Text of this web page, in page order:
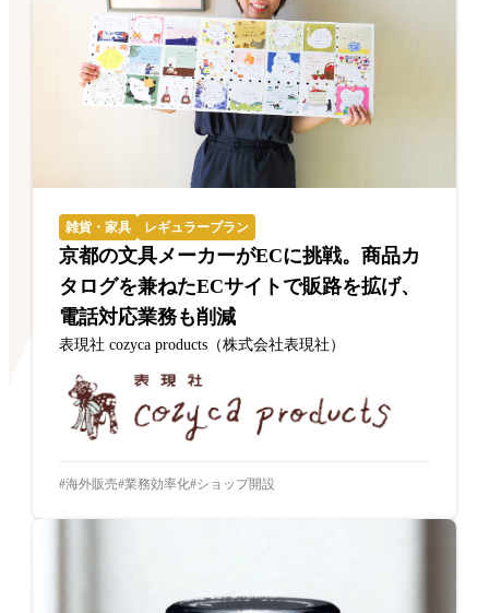
雑貨・家具 レギュラープラン
京都の文具メーカーがECに挑戦。商品カ
タログを兼ねたECサイトで販路を拡げ、
電話対応業務も削減
表現社 cozyca products（株式会社表現社）
海外販売 業務効率化 ショップ開設